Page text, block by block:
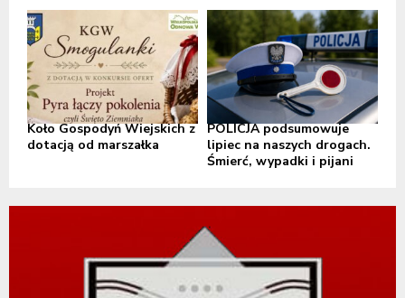
Koło Gospodyń Wiejskich z
dotacją od marszałka
POLICJA podsumowuje
lipiec na naszych drogach.
Śmierć, wypadki i pijani